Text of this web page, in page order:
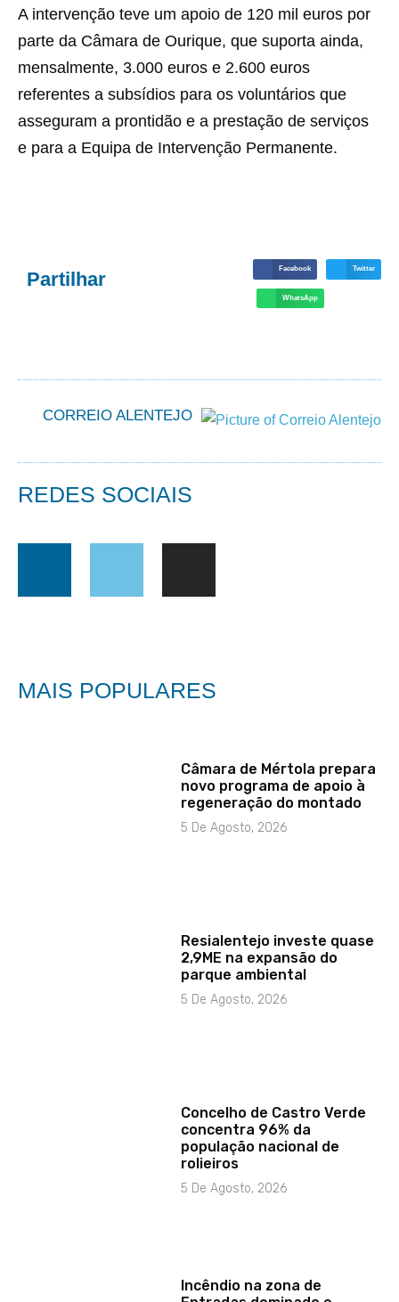
A intervenção teve um apoio de 120 mil euros por
parte da Câmara de Ourique, que suporta ainda,
mensalmente, 3.000 euros e 2.600 euros
referentes a subsídios para os voluntários que
asseguram a prontidão e a prestação de serviços
e para a Equipa de Intervenção Permanente.
Partilhar Facebook Twitter
WhatsApp
CORREIO ALENTEJO
REDES SOCIAIS
MAIS POPULARES
Câmara de Mértola prepara
novo programa de apoio à
regeneração do montado
5 De Agosto, 2026
Resialentejo investe quase
2,9ME na expansão do
parque ambiental
5 De Agosto, 2026
Concelho de Castro Verde
concentra 96% da
população nacional de
rolieiros
5 De Agosto, 2026
Incêndio na zona de